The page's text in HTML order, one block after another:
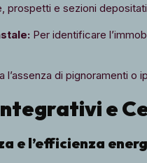
prospetti e sezioni
Per identificare
l’assenza di pignoramenti o
e
e l’efficienza